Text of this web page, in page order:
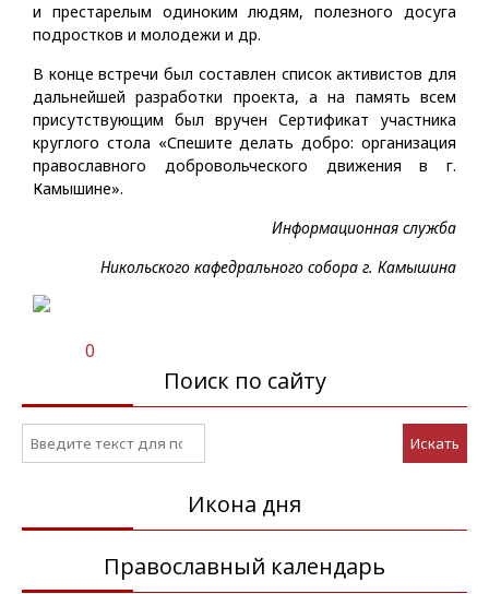
и престарелым одиноким людям, полезного досуга
подростков и молодежи и др.
В конце встречи был составлен список активистов для
дальнейшей разработки проекта, а на память всем
присутствующим был вручен Сертификат участника
круглого стола «Спешите делать добро: организация
православного добровольческого движения в г.
Камышине».
Информационная служба
Никольского кафедрального собора г. Камышина
0
Поиск по сайту
Искать
Икона дня
Православный календарь